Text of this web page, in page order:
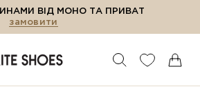
ВІД МОНО ТА ПРИВАТ
замовити